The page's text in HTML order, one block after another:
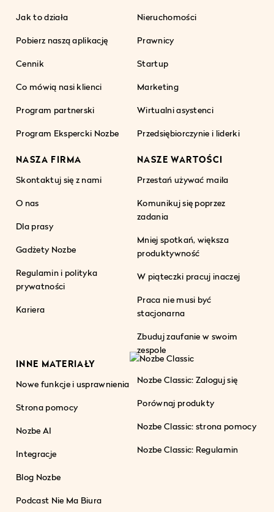
Jak to działa
Pobierz naszą aplikację
Cennik
Co mówią nasi klienci
Program partnerski
Program Ekspercki Nozbe
Nieruchomości
Prawnicy
Startup
Marketing
Wirtualni asystenci
Przedsiębiorczynie i liderki
NASZA FIRMA
Skontaktuj się z nami
O nas
Dla prasy
Gadżety Nozbe
Regulamin i polityka
prywatności
Kariera
NASZE WARTOŚCI
Przestań używać maila
Komunikuj się poprzez
zadania
Mniej spotkań, większa
produktywność
W piąteczki pracuj inaczej
Praca nie musi być
stacjonarna
Zbuduj zaufanie w swoim
zespole
INNE MATERIAŁY
Nowe funkcje i usprawnienia
Strona pomocy
Nozbe AI
Integracje
Blog Nozbe
Podcast Nie Ma Biura
Nozbe Classic: Zaloguj się
Porównaj produkty
Nozbe Classic: strona pomocy
Nozbe Classic: Regulamin